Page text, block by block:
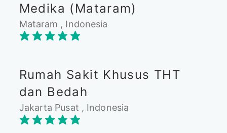
Medika (Mataram)
Mataram , Indonesia
Rumah Sakit Khusus THT
dan Bedah
Jakarta Pusat , Indonesia